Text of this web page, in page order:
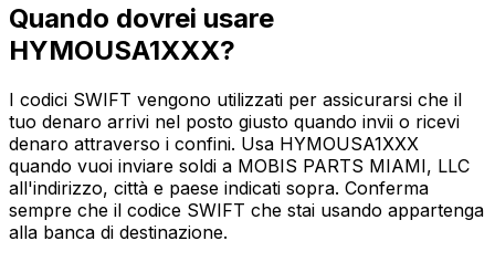
Quando dovrei usare
HYMOUSA1XXX?
I codici SWIFT vengono utilizzati per assicurarsi che il
tuo denaro arrivi nel posto giusto quando invii o ricevi
denaro attraverso i confini. Usa HYMOUSA1XXX
quando vuoi inviare soldi a MOBIS PARTS MIAMI, LLC
all'indirizzo, città e paese indicati sopra. Conferma
sempre che il codice SWIFT che stai usando appartenga
alla banca di destinazione.